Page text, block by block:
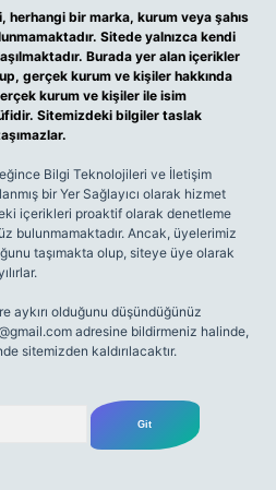
herhangi bir marka, kurum veya şahıs
Sitede yalnızca kendi
Burada yer alan içerikler
gerçek kurum ve kişiler hakkında
kurum ve kişiler ile isim
Sitemizdeki bilgiler taslak
Bilgi Teknolojileri ve İletişim
bir Yer Sağlayıcı olarak hizmet
içerikleri proaktif olarak denetleme
bulunmamaktadır. Ancak, üyelerimiz
taşımakta olup, siteye üye olarak
aykırı olduğunu düşündüğünüz
adresine bildirmeniz halinde,
sitemizden kaldırılacaktır.